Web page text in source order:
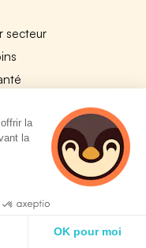
secteur
la
la
OK pour moi
2 personnes
consultent
actuellement cette